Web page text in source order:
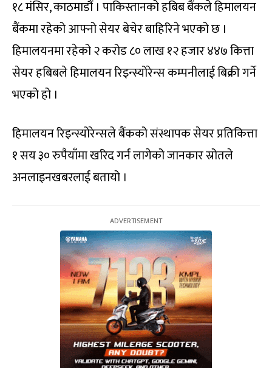
१८ मंसिर, काठमाडौं । पाकिस्तानको हबिब बैंकले हिमालयन
बैंकमा रहेको आफ्नो सेयर बेचेर बाहिरिने भएको छ ।
हिमालयनमा रहेको २ करोड ८० लाख १२ हजार ४४७ कित्ता
सेयर हबिबले हिमालयन रिइन्स्योरेन्स कम्पनीलाई बिक्री गर्ने
भएको हो ।
हिमालयन रिइन्स्योरेन्सले बैंकको संस्थापक सेयर प्रतिकित्ता
१ सय ३० रुपैयाँमा खरिद गर्न लागेको जानकार स्रोतले
अनलाइनखबरलाई बतायो ।